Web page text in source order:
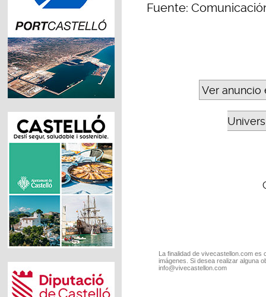
Fuente:
Ver anuncio
La finalidad de vivecastellon.com
imágenes. Si desea realizar alguna
info@vivecastellon.com